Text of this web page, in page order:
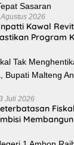
Agustus 2026
Kawal
Program
Sasaran
Andalkan